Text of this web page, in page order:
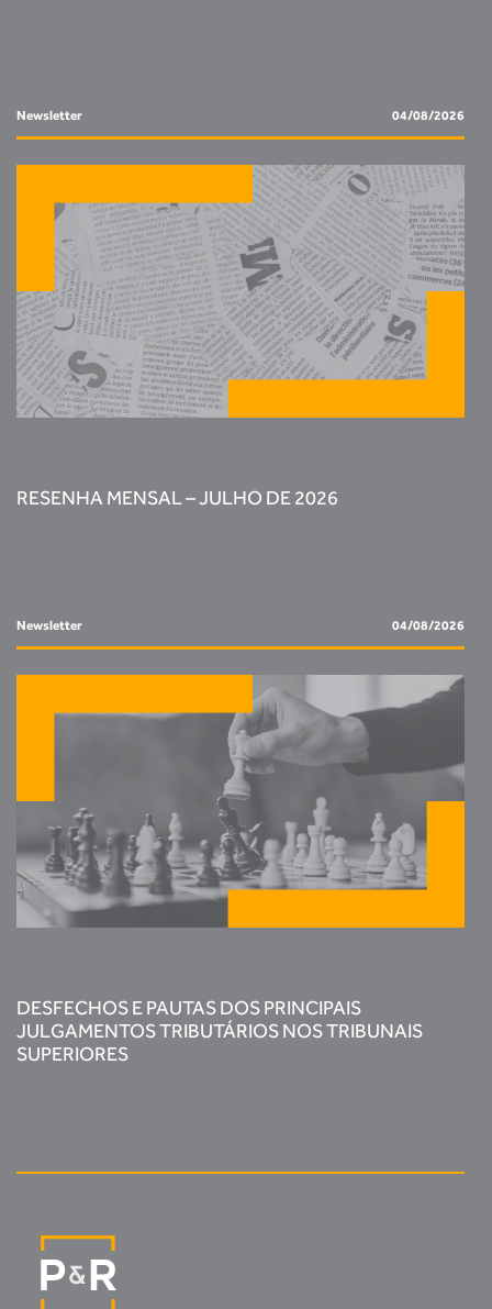
Newsletter 04/08/2026
RESENHA MENSAL – JULHO DE 2026
Newsletter 04/08/2026
DESFECHOS E PAUTAS DOS PRINCIPAIS
JULGAMENTOS TRIBUTÁRIOS NOS TRIBUNAIS
SUPERIORES